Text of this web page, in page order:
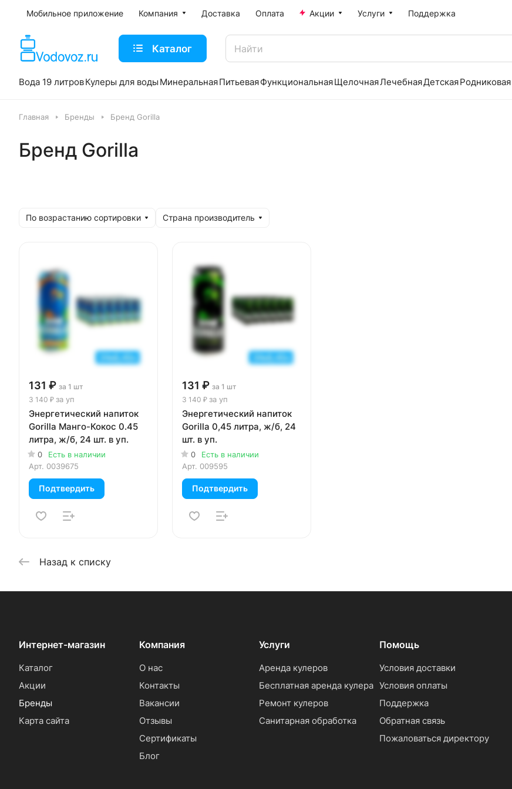
Мобильное приложение Компания Доставка Оплата Акции Услуги Поддержка
Каталог
Вода 19 литровКулеры для воды МинеральнаяПитьеваяФункциональнаяЩелочнаяЛечебнаяДетскаяРодниковая
Главная Бренды Бренд Gorilla
Бренд Gorilla
По возрастанию сортировки Страна производитель
131 ₽ за 1 шт
3 140 ₽ за уп
Энергетический напиток
Gorilla Манго-Кокос 0.45
литра, ж/б, 24 шт. в уп.
0
Есть в наличии
Арт. 0039675
Подтвердить
131 ₽ за 1 шт
3 140 ₽ за уп
Энергетический напиток
Gorilla 0,45 литра, ж/б, 24
шт. в уп.
0
Есть в наличии
Арт. 009595
Подтвердить
Назад к списку
Интернет-магазин
Каталог
Акции
Бренды
Карта сайта
Компания
О нас
Контакты
Вакансии
Отзывы
Сертификаты
Блог
Услуги
Аренда кулеров
Бесплатная аренда кулера
Ремонт кулеров
Санитарная обработка
Помощь
Условия доставки
Условия оплаты
Поддержка
Обратная связь
Пожаловаться директору